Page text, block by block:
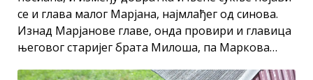
се и глава малог Марјана, најмлађег од синова.
Изнад Марјанове главе, онда провири и главица
његовог старијег брата Милоша, па Маркова…